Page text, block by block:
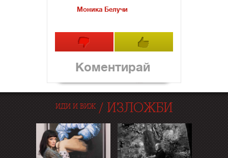
Моника Белучи
Коментирай
ИДИ И ВИЖ/ ИЗЛОЖБИ